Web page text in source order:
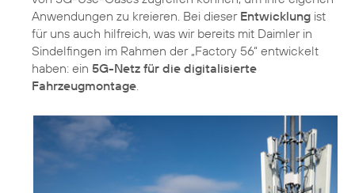
Anwendungen zu kreieren. Bei dieser Entwicklung ist
für uns auch hilfreich, was wir bereits mit Daimler in
Sindelfingen im Rahmen der „Factory 56“ entwickelt
haben: ein 5G-Netz für die digitalisierte
Fahrzeugmontage